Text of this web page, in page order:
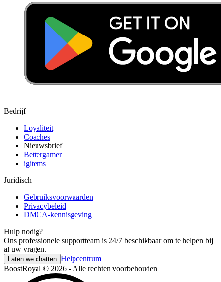
Bedrijf
Loyaliteit
Coaches
Nieuwsbrief
Bettergamer
igitems
Juridisch
Gebruiksvoorwaarden
Privacybeleid
DMCA-kennisgeving
Hulp nodig?
Ons professionele supportteam is 24/7 beschikbaar om te helpen bij
al uw vragen.
Laten we chatten Helpcentrum
BoostRoyal © 2026 - Alle rechten voorbehouden